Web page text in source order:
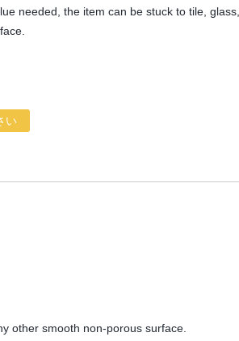
needed, the item can be stuck to tile,
い
other smooth non-porous surface.